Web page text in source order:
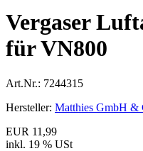
Vergaser
für VN800
Art.Nr.: 7244315
Hersteller: Matthies GmbH &
EUR 11,99
inkl. 19 % USt